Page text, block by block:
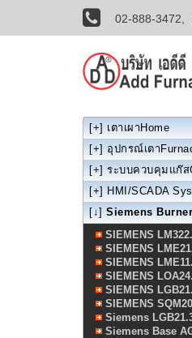
02-888-3472,
[+] เตาเผาHome
[+] อุปกรณ์เตา
[+] ระบบควบคุมแก๊ส
[+] HMI/SCADA
[↓] Siemens
SIEMENS
SIEMENS
SIEMENS
SIEMENS
SIEMENS
SIEMENS
Siemens
Siemens Base